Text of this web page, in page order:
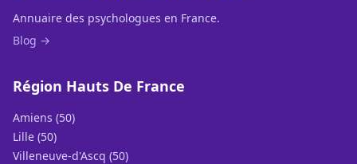
Annuaire des psychologues en France.
Blog →
Région Hauts De France
Amiens (50)
Lille (50)
Villeneuve-d'Ascq (50)